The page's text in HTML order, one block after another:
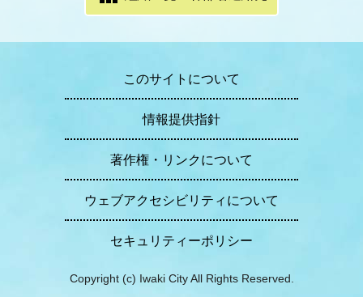
このサイトについて
情報提供指針
著作権・リンクについて
ウェブアクセシビリティについて
セキュリティーポリシー
Copyright (c) Iwaki City All Rights Reserved.